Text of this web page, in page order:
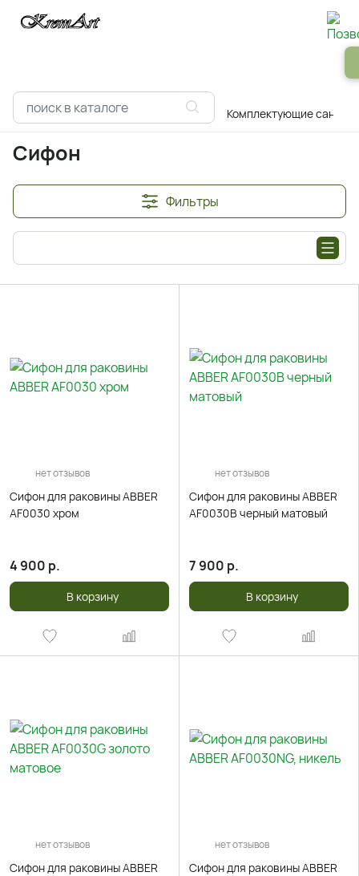
Главная Каталоги Сантехника Комплектующие
Сифон
Фильтры
нет отзывов
Сифон для раковины ABBER
AF0030 хром
4 900 р.
В корзину
нет отзывов
Сифон для раковины ABBER
AF0030B черный матовый
7 900 р.
В корзину
нет отзывов
Сифон для раковины ABBER
нет отзывов
Сифон для раковины ABBER